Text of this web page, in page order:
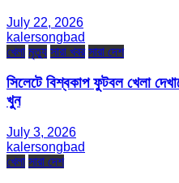
July 22, 2026
kalersongbad
খেলা মৃত্যু সারা খবর সারা দেশ
সিলেটে বিশ্বকাপ ফুটবল খেলা
খুন
July 3, 2026
kalersongbad
খেলা সারা দেশ